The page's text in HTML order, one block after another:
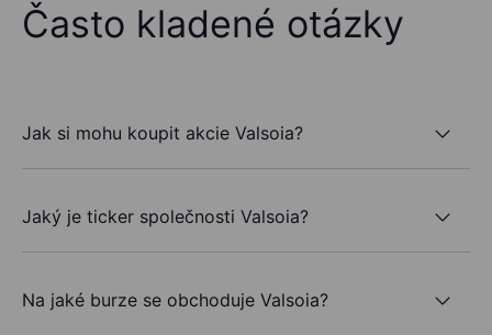
Často kladené otázky
Jak si mohu koupit akcie Valsoia?
Jaký je ticker společnosti Valsoia?
Na jaké burze se obchoduje Valsoia?